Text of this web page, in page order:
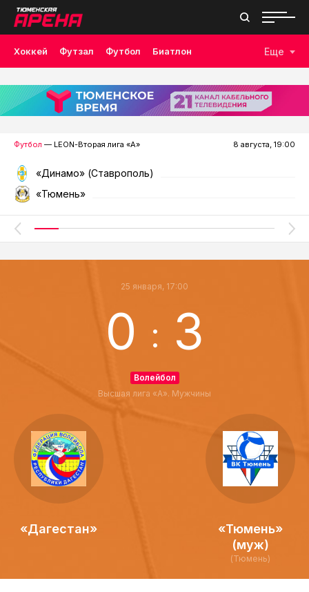
Хоккей Футзал Футбол Биатлон
Лыжные гонки Волейбол Плавание Дзюдо
Скалолазание Велоспорт Бокс
Еще
Футбол — LEON-Вторая лига «А» 8 августа, 19:00
«Динамо» (Ставрополь)
«Тюмень»
«Дагестан»
25 января, 17:00
0 : 3
Волейбол
Высшая лига «А». Мужчины
«Тюмень»
(муж)
(Тюмень)